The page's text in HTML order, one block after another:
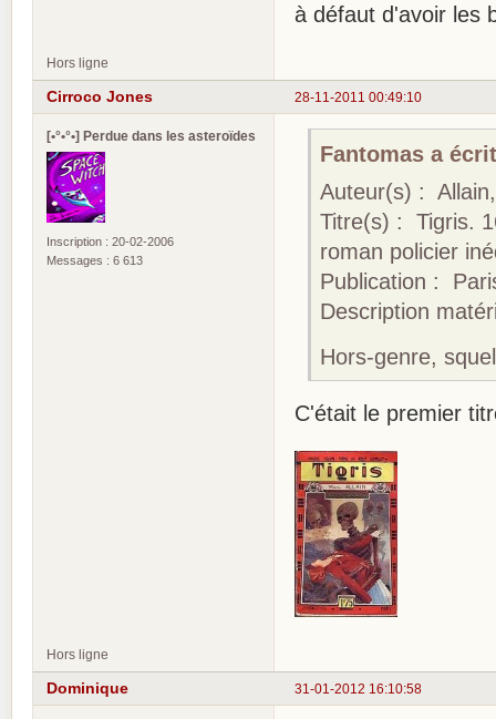
à défaut d'avoir les
Hors ligne
28-11-2011 00:49:10
Cirroco Jones
[•°•°•] Perdue dans les asteroïdes
Inscription : 20-02-2006
Messages : 6 613
Fantomas a
Auteur(s) :
Titre(s) : Tigris.
roman policier
Publication :
Description
Hors-genre,
C'était le premier
Hors ligne
31-01-2012 16:10:58
Dominique